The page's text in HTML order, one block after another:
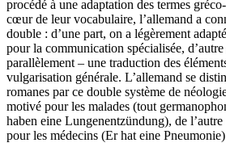
procédé à une adaptation des termes
cœur de leur vocabulaire, l’allemand a
double : d’une part, on a légèrement
pour la communication spécialisée,
parallèlement – une traduction des
vulgarisation générale. L’allemand se
romanes par ce double système de
motivé pour les malades (tout
haben eine Lungenentzündung), de
pour les médecins (Er hat eine Pneumonie